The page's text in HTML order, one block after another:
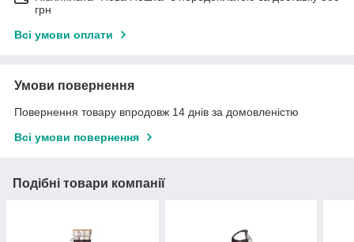
грн
Всі умови оплати
Умови повернення
Повернення товару впродовж 14 днів за домовленістю
Всі умови повернення
Подібні товари компанії